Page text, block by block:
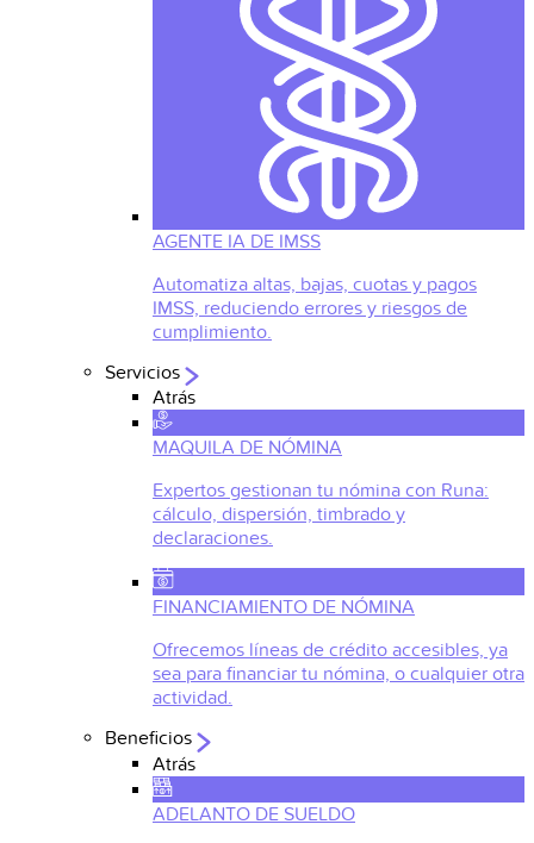
AGENTE IA DE IMSS
Automatiza altas, bajas, cuotas y pagos
IMSS, reduciendo errores y riesgos de
cumplimiento.
Servicios
Atrás
MAQUILA DE NÓMINA
Expertos gestionan tu nómina con Runa:
cálculo, dispersión, timbrado y
declaraciones.
FINANCIAMIENTO DE NÓMINA
Ofrecemos líneas de crédito accesibles, ya
sea para financiar tu nómina, o cualquier otra
actividad.
Beneficios
Atrás
ADELANTO DE SUELDO